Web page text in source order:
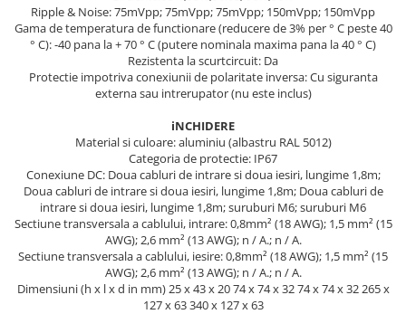
Cabluri de incarcare vehicule
electrice
Prize de incarcare vehicule
electrice
Turbine eoliene pentru casă
Acumulatori VRLA AGM/GEL /
Tractiune / LiFePo4
Baterii si acumulatori gel si VRLA
6-12 V
Baterii si acumulatori AGM VRLA
de 6-12 V
Acumulatori Moto, ATV
Ripple & Noise: 75mVpp; 75mVpp; 75mVpp; 150mVpp; 150mVpp
Gama de temperatura de functionare (reducere de 3% per ° C peste 40
° C): -40 pana la + 70 ° C (putere nominala maxima pana la 40 ° C)
Rezistenta la scurtcircuit: Da
Protectie impotriva conexiunii de polaritate inversa: Cu siguranta
externa sau intrerupator (nu este inclus)
iNCHIDERE
Material si culoare: aluminiu (albastru RAL 5012)
Categoria de protectie: IP67
Conexiune DC: Doua cabluri de intrare si doua iesiri, lungime 1,8m;
Doua cabluri de intrare si doua iesiri, lungime 1,8m; Doua cabluri de
intrare si doua iesiri, lungime 1,8m; suruburi M6; suruburi M6
Sectiune transversala a cablului, intrare: 0,8mm² (18 AWG); 1,5 mm² (15
AWG); 2,6 mm² (13 AWG); n / A.; n / A.
Sectiune transversala a cablului, iesire: 0,8mm² (18 AWG); 1,5 mm² (15
AWG); 2,6 mm² (13 AWG); n / A.; n / A.
Dimensiuni (h x l x d in mm) 25 x 43 x 20 74 x 74 x 32 74 x 74 x 32 265 x
127 x 63 340 x 127 x 63